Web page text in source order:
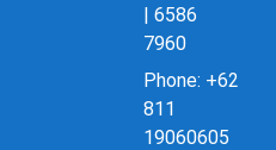
| 6586
7960
Phone: +62
811
19060605